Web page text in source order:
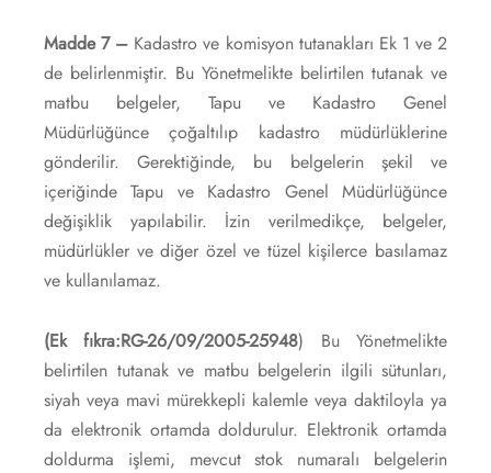
Madde 7 – Kadastro ve komisyon tutanakları Ek 1 ve 2
de belirlenmiştir. Bu Yönetmelikte belirtilen tutanak ve
matbu belgeler, Tapu ve Kadastro Genel
Müdürlüğünce çoğaltılıp kadastro müdürlüklerine
gönderilir. Gerektiğinde, bu belgelerin şekil ve
içeriğinde Tapu ve Kadastro Genel Müdürlüğünce
değişiklik yapılabilir. İzin verilmedikçe, belgeler,
müdürlükler ve diğer özel ve tüzel kişilerce basılamaz
ve kullanılamaz.
(Ek fıkra:RG-26/09/2005-25948) Bu Yönetmelikte
belirtilen tutanak ve matbu belgelerin ilgili sütunları,
siyah veya mavi mürekkepli kalemle veya daktiloyla ya
da elektronik ortamda doldurulur. Elektronik ortamda
doldurma işlemi, mevcut stok numaralı belgelerin